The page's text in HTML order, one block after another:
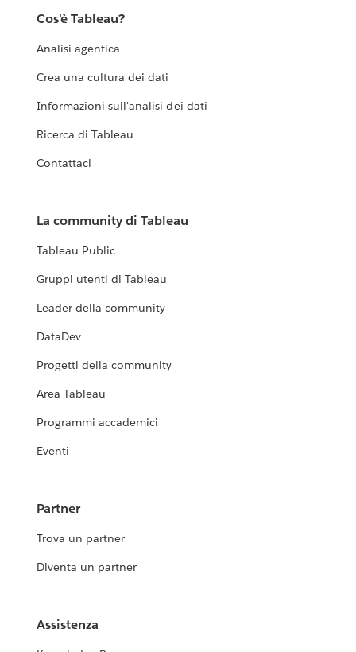
Cos'è Tableau?
Analisi agentica
Crea una cultura dei dati
Informazioni sull'analisi dei dati
Ricerca di Tableau
Contattaci
La community di Tableau
Tableau Public
Gruppi utenti di Tableau
Leader della community
DataDev
Progetti della community
Area Tableau
Programmi accademici
Eventi
Partner
Trova un partner
Diventa un partner
Assistenza